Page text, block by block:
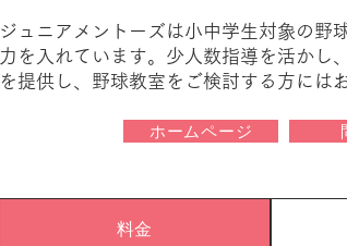
ジュニアメントーズは小中学生対象の野
力を入れています。少人数指導を活かし
を提供し、野球教室をご検討する方には
ホームページ
料金